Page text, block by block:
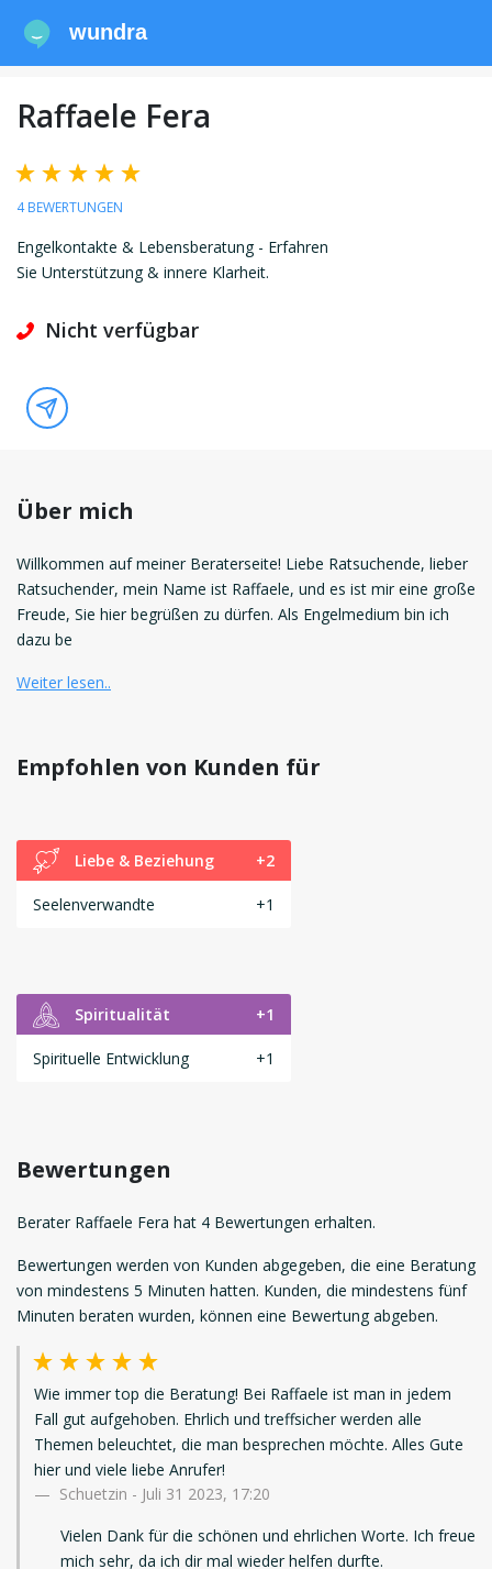
wundra
Raffaele Fera
4 BEWERTUNGEN
Engelkontakte & Lebensberatung - Erfahren
Sie Unterstützung & innere Klarheit.
Nicht verfügbar
Über mich
Willkommen auf meiner Beraterseite! Liebe Ratsuchende, lieber
Ratsuchender, mein Name ist Raffaele, und es ist mir eine große
Freude, Sie hier begrüßen zu dürfen. Als Engelmedium bin ich
dazu be
Weiter lesen..
Empfohlen von Kunden für
Liebe & Beziehung +2
Seelenverwandte +1
Spiritualität +1
Spirituelle Entwicklung +1
Bewertungen
Berater Raffaele Fera hat 4 Bewertungen erhalten.
Bewertungen werden von Kunden abgegeben, die eine Beratung
von mindestens 5 Minuten hatten. Kunden, die mindestens fünf
Minuten beraten wurden, können eine Bewertung abgeben.
Wie immer top die Beratung! Bei Raffaele ist man in jedem
Fall gut aufgehoben. Ehrlich und treffsicher werden alle
Themen beleuchtet, die man besprechen möchte. Alles Gute
hier und viele liebe Anrufer!
Schuetzin - Juli 31 2023, 17:20
Vielen Dank für die schönen und ehrlichen Worte. Ich freue
mich sehr, da ich dir mal wieder helfen durfte.